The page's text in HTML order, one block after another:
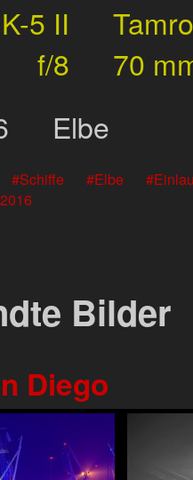
5 II
f/8
70
Elbe
Schiffe Elbe
Bilder
Diego